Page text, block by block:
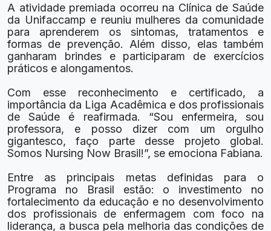
A atividade premiada ocorreu na Clínica de Saúde
da Unifaccamp e reuniu mulheres da comunidade
para aprenderem os sintomas, tratamentos e
formas de prevenção. Além disso, elas também
ganharam brindes e participaram de exercícios
práticos e alongamentos.
Com esse reconhecimento e certificado, a
importância da Liga Acadêmica e dos profissionais
de Saúde é reafirmada. “Sou enfermeira, sou
professora, e posso dizer com um orgulho
gigantesco, faço parte desse projeto global.
Somos Nursing Now Brasil!”, se emociona Fabiana.
Entre as principais metas definidas para o
Programa no Brasil estão: o investimento no
fortalecimento da educação e no desenvolvimento
dos profissionais de enfermagem com foco na
liderança, a busca pela melhoria das condições de